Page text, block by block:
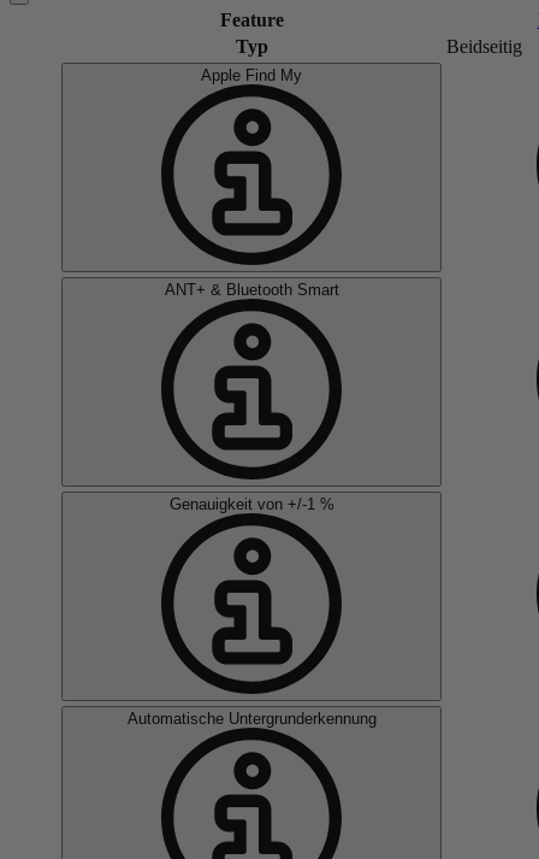
Feature
Typ
Beidseitig
Apple Find My
ANT+ & Bluetooth Smart
Genauigkeit von +/-1 %
Automatische Untergrunderkennung